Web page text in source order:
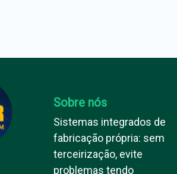
Sobre nós
Sistemas integrados de
fabricação própria: sem
terceirização, evite
problemas tendo